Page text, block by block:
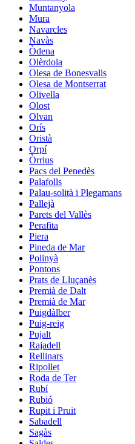
Muntanyola
Mura
Navarcles
Navàs
Òdena
Olèrdola
Olesa de Bonesvalls
Olesa de Montserrat
Olivella
Olost
Olvan
Orís
Oristà
Orpí
Òrrius
Pacs del Penedès
Palafolls
Palau-solità i Plegamans
Pallejà
Parets del Vallès
Perafita
Piera
Pineda de Mar
Polinyà
Pontons
Prats de Lluçanès
Premià de Dalt
Premià de Mar
Puigdàlber
Puig-reig
Pujalt
Rajadell
Rellinars
Ripollet
Roda de Ter
Rubí
Rubió
Rupit i Pruit
Sabadell
Sagàs